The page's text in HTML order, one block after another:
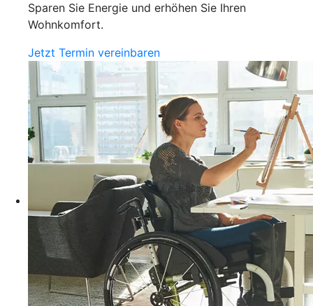
Sparen Sie Energie und erhöhen Sie Ihren
Wohnkomfort.
Jetzt Termin vereinbaren